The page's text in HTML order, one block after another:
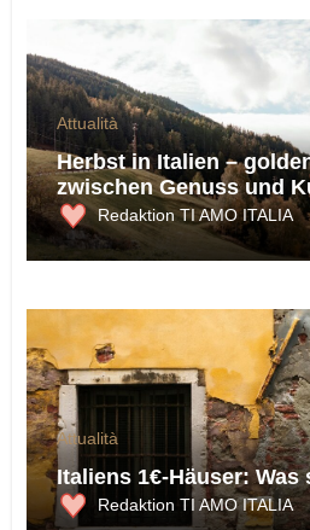
Attualità
Herbst in Italien –
zwischen Genuss und
Redaktion TI AMO ITALIA
Attualità
Italiens 1€-Häuser:
Redaktion TI AMO ITALIA